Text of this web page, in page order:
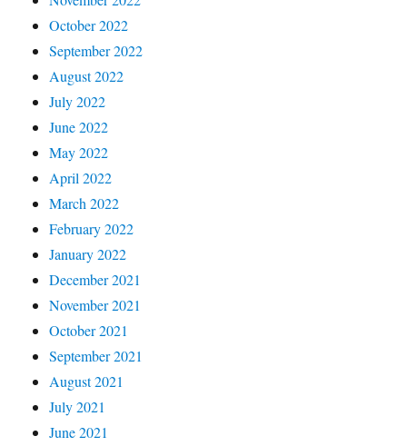
October 2022
September 2022
August 2022
July 2022
June 2022
May 2022
April 2022
March 2022
February 2022
January 2022
December 2021
November 2021
October 2021
September 2021
August 2021
July 2021
June 2021